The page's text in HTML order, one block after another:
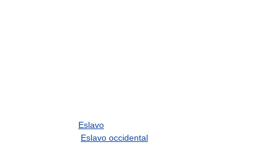
Eslavo
Eslavo occidental